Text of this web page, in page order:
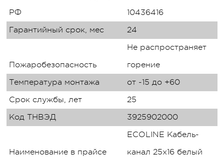
РФ
10436416
Гарантийный срок, мес
24
Пожаробезопасность
Не распространяет
горение
Температура монтажа
от -15 до +60
Срок службы, лет
25
Код ТНВЭД
3925902000
Наименование в прайсе
ECOLINE Кабель-
канал 25х16 белый